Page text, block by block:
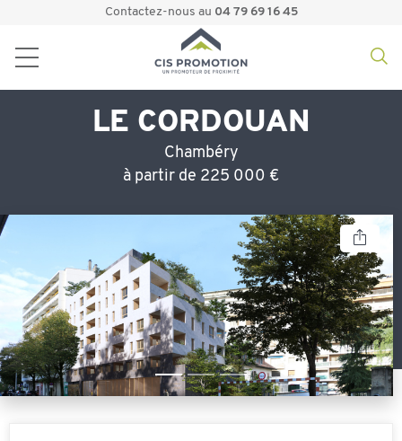
Contactez-nous au 04 79 69 16 45
LE CORDOUAN
Chambéry
à partir de 225 000 €